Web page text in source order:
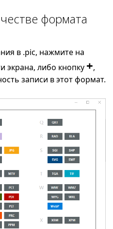
формата
в .pic, нажмите на
экрана, либо кнопку +,
записи в этот формат.